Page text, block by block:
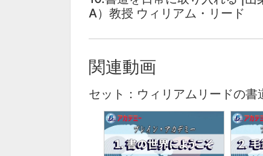
A）教授 ウィリアム・リード
関連動画
セット：ウィリアムリードの書